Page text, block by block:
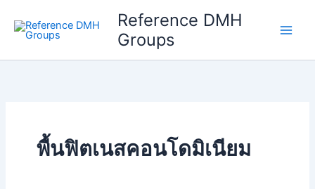
content
Reference DMH
Groups
พื้นฟิตเนสคอนโดมิเนียม